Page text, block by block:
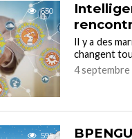
650
Il y a des
changent
4 septembre
595